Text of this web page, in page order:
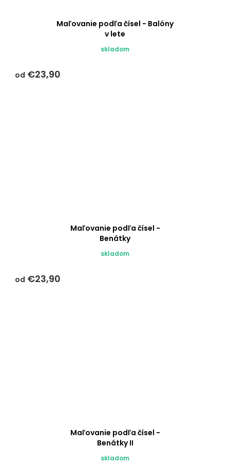
Maľovanie podľa čísel - Balóny
v lete
skladom
od €23,90
Maľovanie podľa čísel -
Benátky
skladom
od €23,90
Maľovanie podľa čísel -
Benátky II
skladom